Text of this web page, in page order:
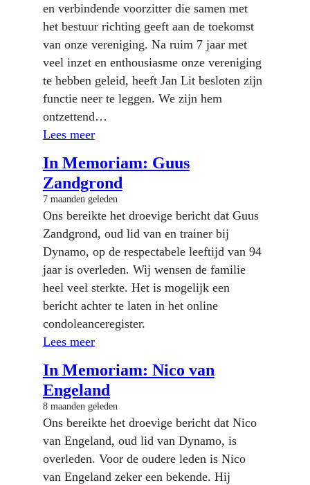
en verbindende voorzitter die samen met
het bestuur richting geeft aan de toekomst
van onze vereniging. Na ruim 7 jaar met
veel inzet en enthousiasme onze vereniging
te hebben geleid, heeft Jan Lit besloten zijn
functie neer te leggen. We zijn hem
ontzettend…
Lees meer
In Memoriam: Guus
Zandgrond
7 maanden geleden
Ons bereikte het droevige bericht dat Guus
Zandgrond, oud lid van en trainer bij
Dynamo, op de respectabele leeftijd van 94
jaar is overleden. Wij wensen de familie
heel veel sterkte. Het is mogelijk een
bericht achter te laten in het online
condoleanceregister.
Lees meer
In Memoriam: Nico van
Engeland
8 maanden geleden
Ons bereikte het droevige bericht dat Nico
van Engeland, oud lid van Dynamo, is
overleden. Voor de oudere leden is Nico
van Engeland zeker een bekende. Hij